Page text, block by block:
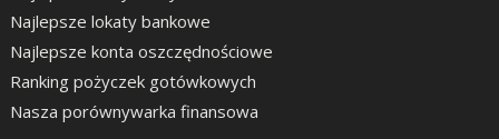
Najlepsze lokaty bankowe
Najlepsze konta oszczędnościowe
Ranking pożyczek gotówkowych
Nasza porównywarka finansowa